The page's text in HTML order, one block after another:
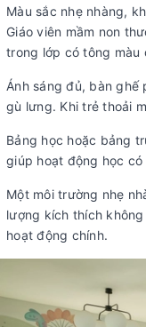
Màu sắc nhẹ nhàng,
Giáo viên mầm non
trong lớp có tông màu
Ánh sáng đủ, bàn ghế
gù lưng. Khi trẻ thoải
Bảng học hoặc bảng
giúp hoạt động học
Một môi trường nhẹ
lượng kích thích
hoạt động chính.